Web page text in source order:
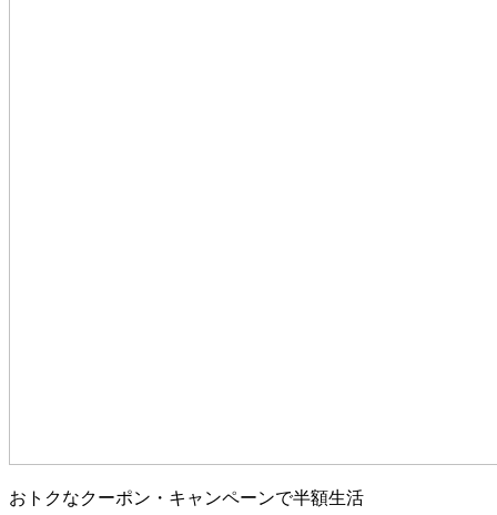
おトクなクーポン・キャンペーンで半額生活